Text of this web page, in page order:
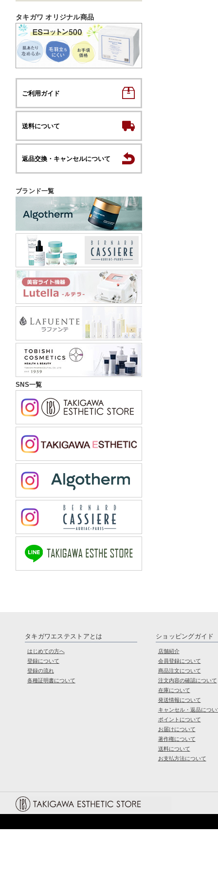
タキガワ オリジナル商品
ご利用ガイド
送料について
返品交換・キャンセルについて
ブランド一覧
SNS一覧
タキガワエステストアとは
はじめての方へ
登録について
登録の流れ
各種証明書について
ショッピングガイド
店舗紹介
会員登録について
商品注文について
注文内容の確認について
在庫について
発送情報について
キャンセル・返品につい
ポイントについて
お届けについて
著作権について
送料について
お支払方法について